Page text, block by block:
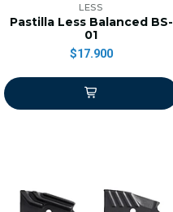
LESS
Pastilla Less Balanced BS-
01
$17.900